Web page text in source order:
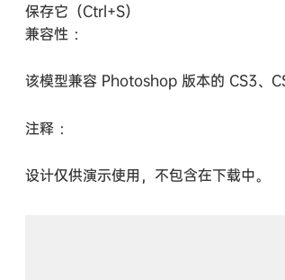
保存它（Ctrl+S）
兼容性 ：
该模型兼容 Photoshop 版本的 CS3、
注释 ：
设计仅供演示使用，不包含在下载中。